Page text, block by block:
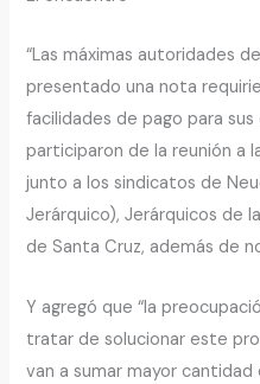
“Las máximas autoridades
presentado una nota
facilidades de pago para
participaron de la reunión a
junto a los sindicatos de
Jerárquico), Jerárquicos de
de Santa Cruz, además de
Y agregó que “la
tratar de solucionar este
van a sumar mayor